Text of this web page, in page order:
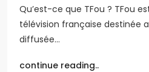
Qu’est-ce que TFou ? TFou
télévision française destinée
diffusée…
continue reading..